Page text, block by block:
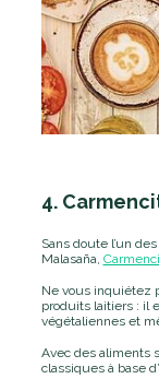
4.
Sans doute l’un
Malasaña,
Ne vous inquiétez
produits laitiers : il
végétaliennes et
Avec des aliments
classiques à base